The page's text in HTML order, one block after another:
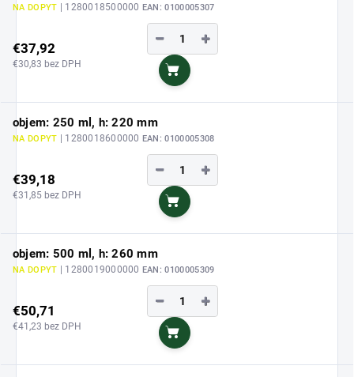
NA DOPYT | 1280018500000 EAN: 0100005307
€37,92
€30,83 bez DPH
+
−
Do košíka
objem: 250 ml, h: 220 mm
NA DOPYT | 1280018600000 EAN: 0100005308
€39,18
€31,85 bez DPH
+
−
Do košíka
objem: 500 ml, h: 260 mm
NA DOPYT | 1280019000000 EAN: 0100005309
€50,71
€41,23 bez DPH
+
−
Do košíka